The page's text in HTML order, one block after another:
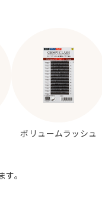
ボリュームラッシュ
。